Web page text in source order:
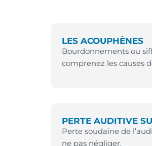
LES ACOUPHÈNES
Bourdonnements ou
comprenez les causes
PERTE AUDITIVE
Perte soudaine de
ne pas négliger.